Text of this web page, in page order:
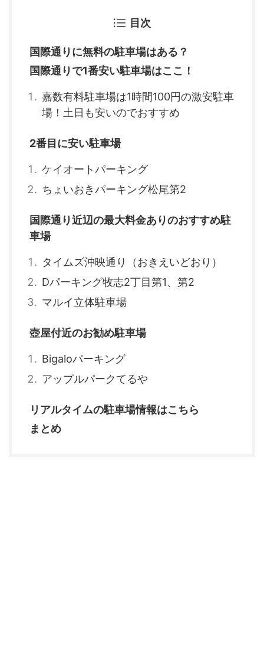
目次
国際通りに無料の駐車場はある？
国際通りで1番安い駐車場はここ！
嘉数有料駐車場は1時間100円の激安駐車
場！土日も安いのでおすすめ
2番目に安い駐車場
ケイオートパーキング
ちょいおきパーキング松尾第2
国際通り近辺の最大料金ありのおすすめ駐
車場
タイムズ沖映通り（おきえいどおり）
Dパーキング牧志2丁目第1、第2
マルイ立体駐車場
壺屋付近のお勧め駐車場
Bigaloパーキング
アップルパークてるや
リアルタイムの駐車場情報はこちら
まとめ